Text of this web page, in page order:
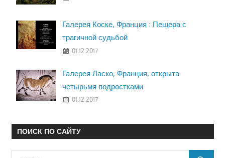
Галерея Коске, Франция : Пещера с
трагичной судьбой
01.12.2017
Галерея Ласко, Франция, открыта
четырьмя подростками
01.12.2017
ПОИСК ПО САЙТУ